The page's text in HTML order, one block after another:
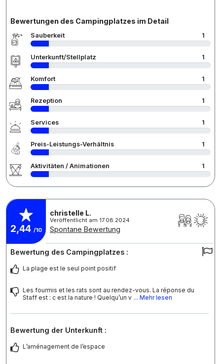
Bewertungen des Campingplatzes im Detail
Sauberkeit 1
Unterkunft/Stellplatz 1
Komfort 1
Rezeption 1
Services 1
Preis-Leistungs-Verhältnis 1
Aktivitäten / Animationen 1
2,44 /10
christelle L.
Veröffentlicht am 17.08.2024
Spontane Bewertung
Bewertung des Campingplatzes :
La plage est le seul point positif
Les fourmis et les rats sont au rendez-vous. La réponse du
Staff est : c est la nature ! Quelqu’un v ... Mehr lesen
Bewertung der Unterkunft :
L’aménagement de l’espace